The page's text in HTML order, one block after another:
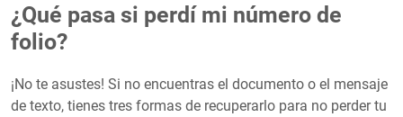
¿Qué pasa si perdí mi número de
folio?
¡No te asustes! Si no encuentras el documento o el mensaje
de texto, tienes tres formas de recuperarlo para no perder tu